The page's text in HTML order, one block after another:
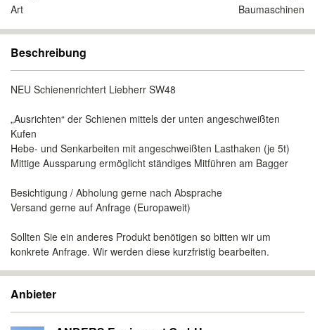
Art
Baumaschinen
Beschreibung
NEU Schienenrichtert Liebherr SW48
„Ausrichten“ der Schienen mittels der unten angeschweißten
Kufen
Hebe- und Senkarbeiten mit angeschweißten Lasthaken (je 5t)
Mittige Aussparung ermöglicht ständiges Mitführen am Bagger
Besichtigung / Abholung gerne nach Absprache
Versand gerne auf Anfrage (Europaweit)
Sollten Sie ein anderes Produkt benötigen so bitten wir um
konkrete Anfrage. Wir werden diese kurzfristig bearbeiten.
Anbieter